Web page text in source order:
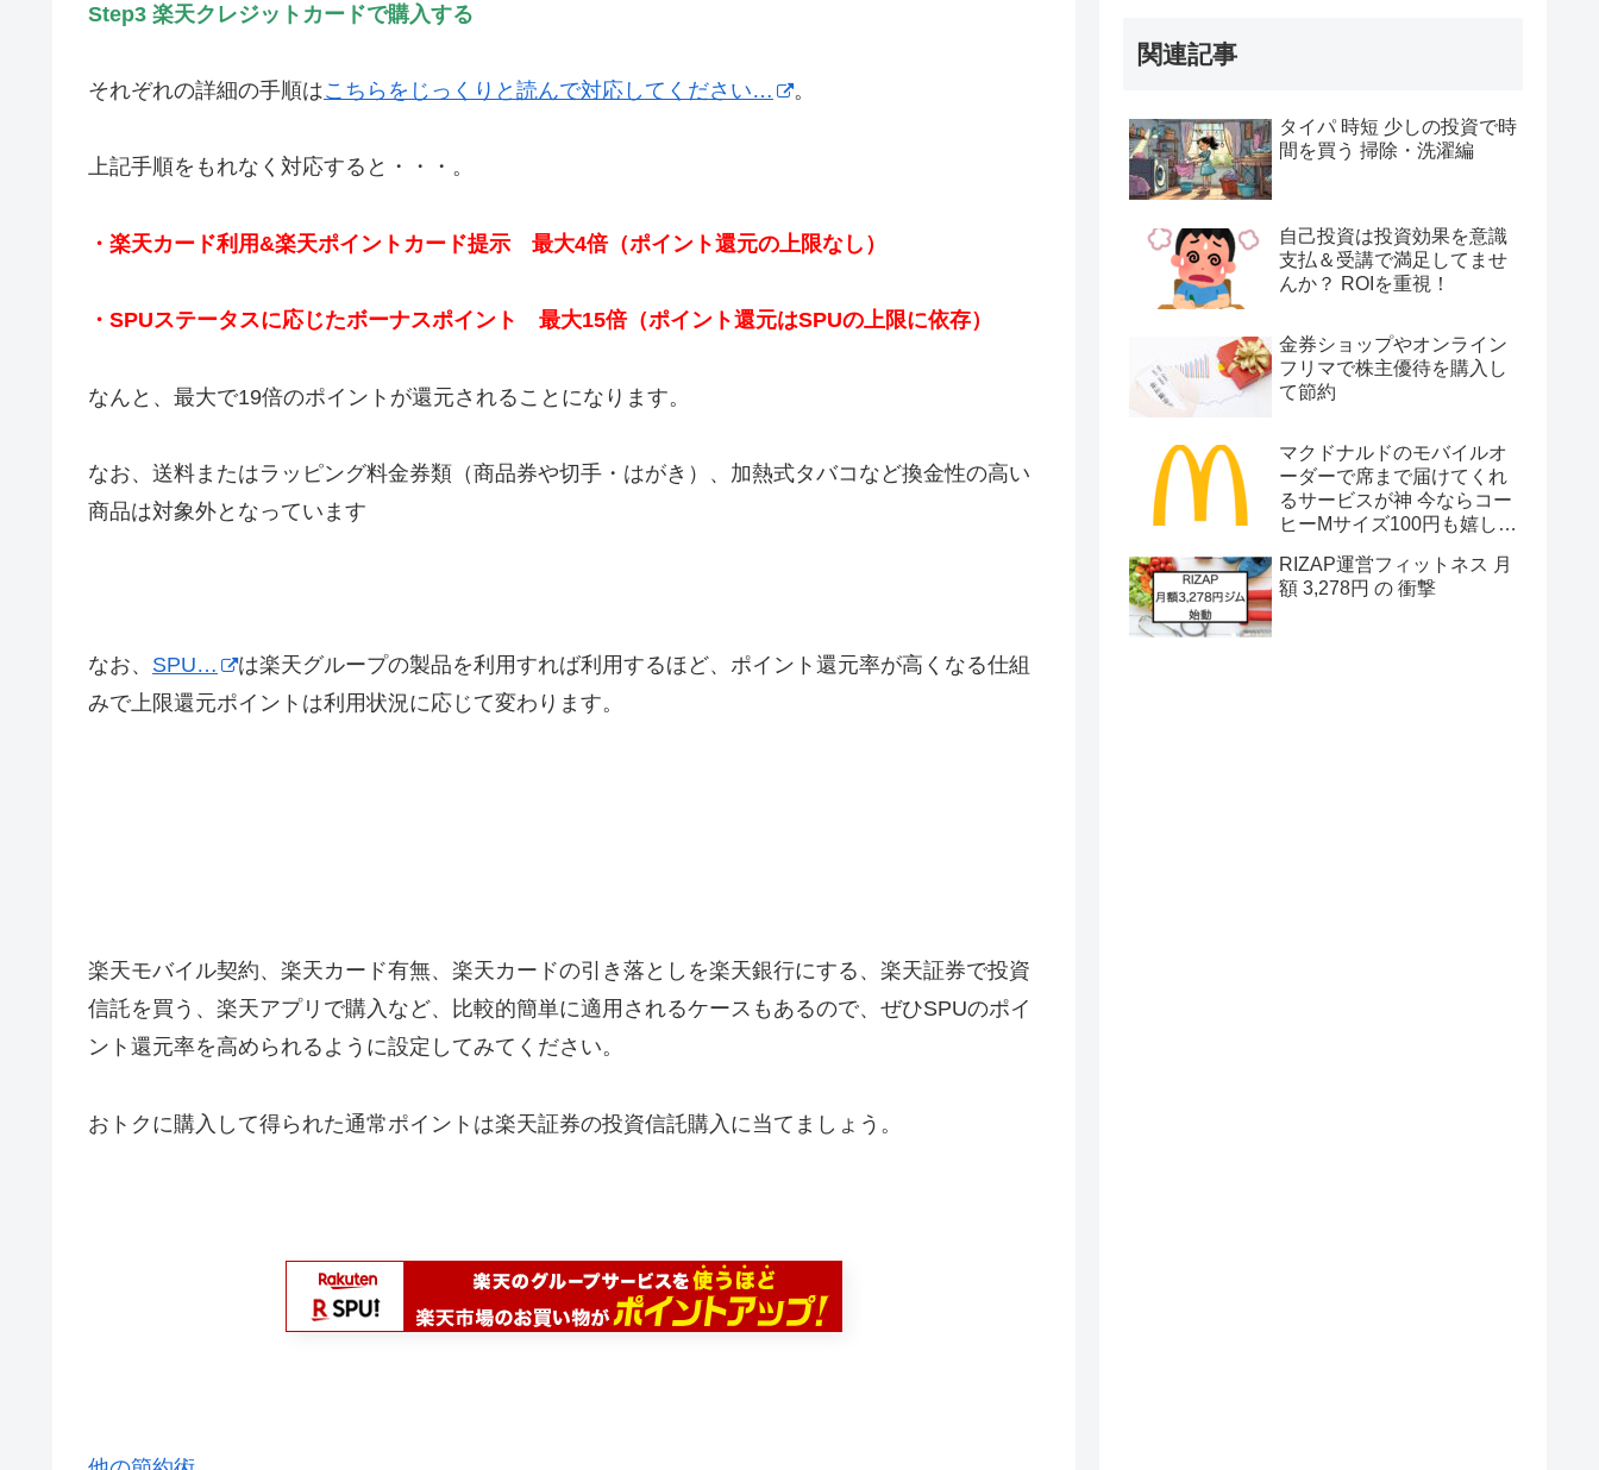
Step3 楽天クレジットカードで購入する
それぞれの詳細の手順はこちらをじっくりと読んで対応してください… 。
上記手順をもれなく対応すると・・・。
・楽天カード利用&楽天ポイントカード提示 最大4倍（ポイント還元の上限なし）
・SPUステータスに応じたボーナスポイント 最大15倍（ポイント還元はSPUの上限に依存）
なんと、最大で19倍のポイントが還元されることになります。
なお、送料またはラッピング料金券類（商品券や切手・はがき）、加熱式タバコなど換金性の高い
商品は対象外となっています
なお、 SPU…
は楽天グループの製品を利用すれば利用するほど、ポイント還元率が高くなる仕組
みで上限還元ポイントは利用状況に応じて変わります。
楽天モバイル契約、楽天カード有無、楽天カードの引き落としを楽天銀行にする、楽天証券で投資
信託を買う、楽天アプリで購入など、比較的簡単に適用されるケースもあるので、ぜひSPUのポイ
ント還元率を高められるように設定してみてください。
おトクに購入して得られた通常ポイントは楽天証券の投資信託購入に当てましょう。
関連記事
タイパ 時短 少しの投資で時
間を買う 掃除・洗濯編
自己投資は投資効果を意識
支払＆受講で満足してませ
んか？ ROIを重視！
金券ショップやオンライン
フリマで株主優待を購入し
て節約
マクドナルドのモバイルオ
ーダーで席まで届けてくれ
るサービスが神 今ならコー
ヒーMサイズ100円も嬉しい
RIZAP運営フィットネス 月
額 3,278円 の 衝撃